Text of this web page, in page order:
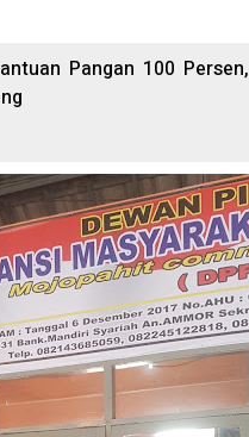
Pangan 100 Persen,